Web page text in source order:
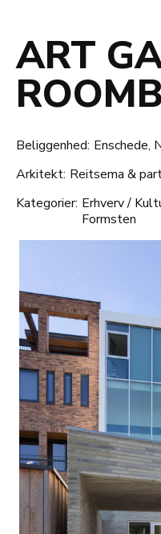
ART
Beliggenhed: Enschede,
Arkitekt: Reitsema &
Kategorier: Erhverv/
Formsten